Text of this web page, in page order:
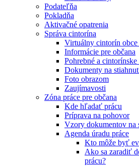
Podateľňa
Pokladňa
Aktivačné opatrenia
Správa cintorína
Virtuálny cintorín obce
Informácie pre občana
Pohrebné a
Dokumenty na
Foto obrazom
Zaujímavosti
Zóna práce pre občana
Kde hľadať prácu
Príprava na pohovor
Vzory dokumentov na
Agenda úradu práce
Kto môže byť
Ako sa zaradiť
prácu?